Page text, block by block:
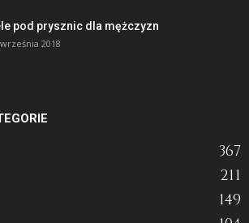
pod prysznic dla mężczyzn
2018
367
211
149